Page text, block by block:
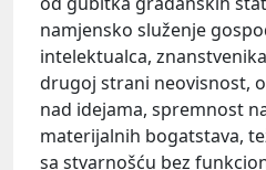
namjensko služenje
intelektualca,
drugoj strani neovisnost,
nad idejama, spremnost
materijalnih bogatstava,
sa stvarnošću bez